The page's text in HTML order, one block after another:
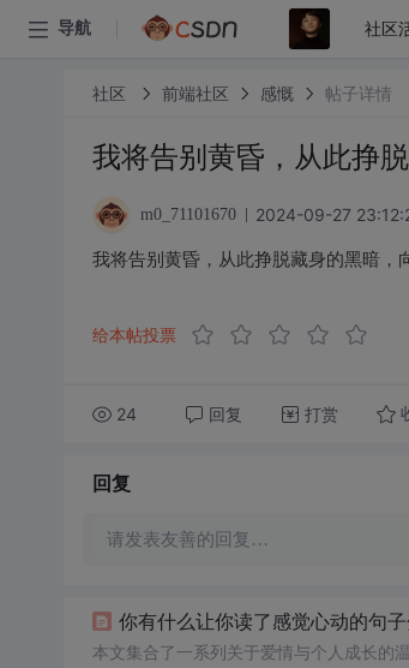
导航 社区
社区 前端社区 感慨 帖子详情
我将告别黄昏，从此挣
m0_71101670 2024-09-27
我将告别黄昏，从此挣脱藏身的黑暗，
给本帖投票
24 回复 打赏
回复
请发表友善的回复…
你有什么让你读了感觉心动的句子
本文集合了一系列关于爱情与个人成长的